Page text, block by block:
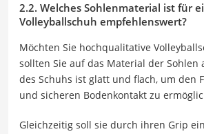
2.2. Welches Sohlenmaterial ist für
Volleyballschuh empfehlenswert?
Möchten Sie hochqualitative
sollten Sie auf das Material der Sohlen
des Schuhs ist glatt und flach, um den
und sicheren Bodenkontakt zu
Gleichzeitig soll sie durch ihren Grip